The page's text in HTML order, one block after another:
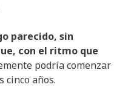
parecido, sin
con el ritmo que
podría comenzar
cinco años.